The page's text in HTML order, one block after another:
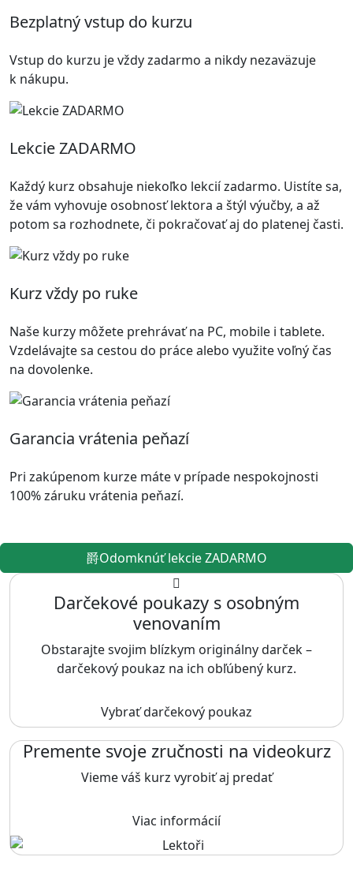
Bezplatný vstup do kurzu
Vstup do kurzu je vždy zadarmo a nikdy nezaväzuje
k nákupu.
Lekcie ZADARMO
Každý kurz obsahuje niekoľko lekcií zadarmo. Uistíte sa,
že vám vyhovuje osobnosť lektora a štýl výučby, a až
potom sa rozhodnete, či pokračovať aj do platenej časti.
Kurz vždy po ruke
Naše kurzy môžete prehrávať na PC, mobile i tablete.
Vzdelávajte sa cestou do práce alebo využite voľný čas
na dovolenke.
Garancia vrátenia peňazí
Pri zakúpenom kurze máte v prípade nespokojnosti
100% záruku vrátenia peňazí.
Odomknúť lekcie ZADARMO
Darčekové poukazy s osobným
venovaním
Obstarajte svojim blízkym originálny darček –
darčekový poukaz na ich obľúbený kurz.
Vybrať darčekový poukaz
Premente svoje zručnosti na videokurz
Vieme váš kurz vyrobiť aj predať
Viac informácií